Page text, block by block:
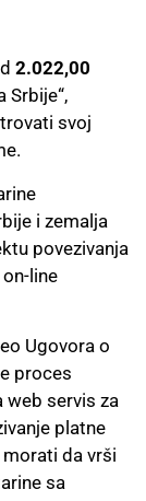
2.022,00
Srbije“,
svoj
i zemalja
povezivanja
line
Ugovora o
proces
web servis za
platne
da vrši
sa